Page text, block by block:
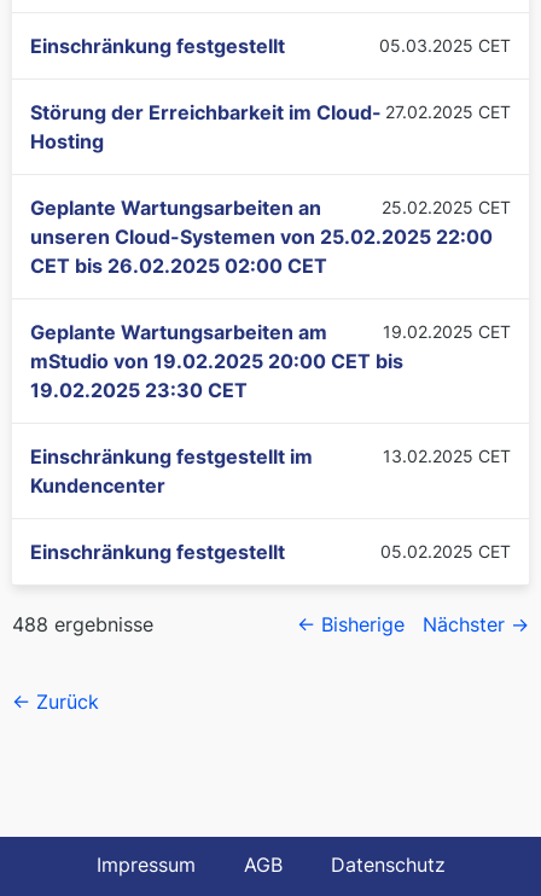
05.03.2025 CET
Einschränkung festgestellt
27.02.2025 CET
Störung der Erreichbarkeit im Cloud-
Hosting
25.02.2025 CET
Geplante Wartungsarbeiten an
unseren Cloud-Systemen von 25.02.2025 22:00
CET bis 26.02.2025 02:00 CET
19.02.2025 CET
Geplante Wartungsarbeiten am
mStudio von 19.02.2025 20:00 CET bis
19.02.2025 23:30 CET
13.02.2025 CET
Einschränkung festgestellt im
Kundencenter
05.02.2025 CET
Einschränkung festgestellt
← Bisherige Nächster →
488 ergebnisse
← Zurück
Impressum AGB
Datenschutz